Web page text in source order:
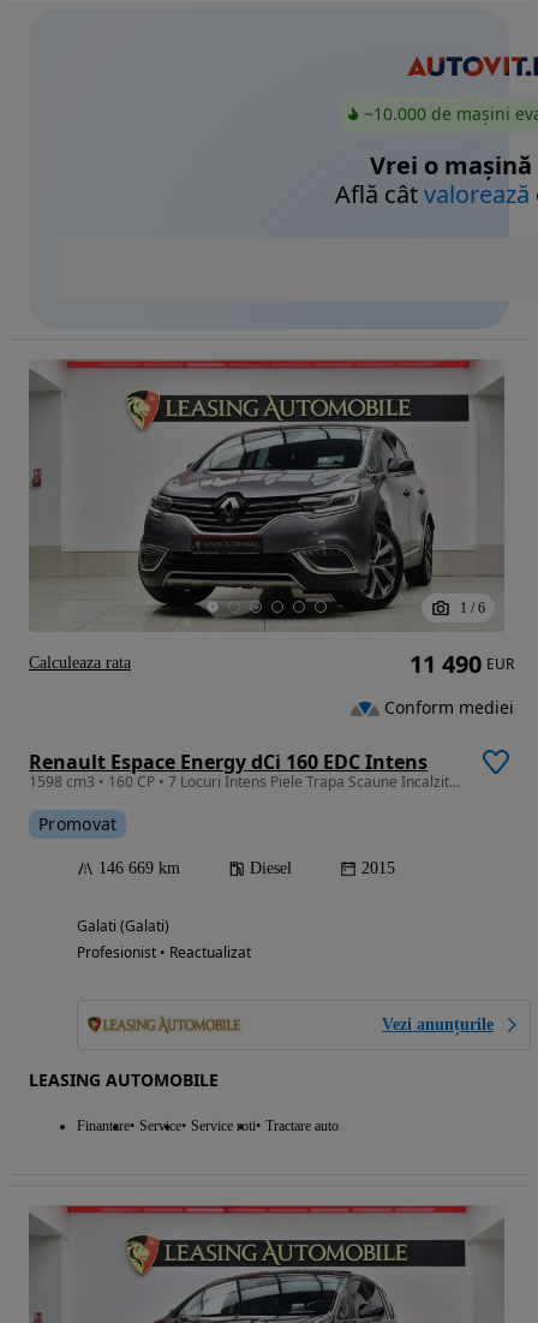
~10.000 de mașini
Vrei o mașină
Află câtvalorează
1 / 6
Renault Espace Energy dCi 160 EDC Intens
1598 cm3 • 160 CP • 7 Locuri Intens Piele Trapa Scaune Incalzite ACC Lumini Ambie Garantie
Promovat
146 669 km Diesel 2015
Galati (Galati)
Profesionist • Reactualizat
Vezi anunțurile
LEASING AUTOMOBILE
Finantare Service Service roti Tractare auto
11 490 EUR
Conform mediei
Calculeaza rata